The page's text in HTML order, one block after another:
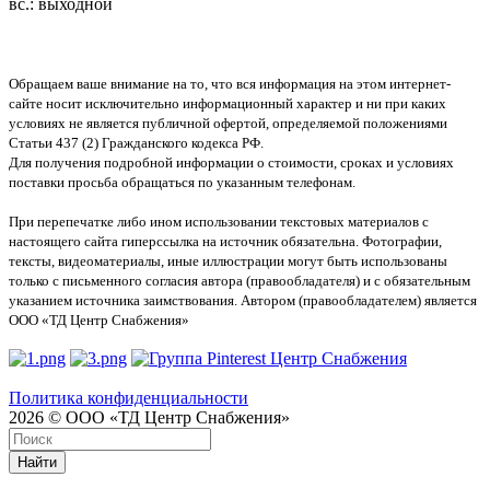
Обращаем ваше внимание на то, что вся информация на этом интернет-
сайте носит исключительно информационный характер и ни при каких
условиях не является публичной офертой, определяемой положениями
Статьи 437 (2) Гражданского кодекса РФ.
Для получения подробной информации о стоимости, сроках и условиях
поставки просьба обращаться по указанным телефонам.
При перепечатке либо ином использовании текстовых материалов с
настоящего сайта гиперссылка на источник обязательна. Фотографии,
тексты, видеоматериалы, иные иллюстрации могут быть использованы
только с письменного согласия автора (правообладателя) и с обязательным
указанием источника заимствования. Автором (правообладателем) является
ООО «ТД Центр Снабжения»
Политика конфиденциальности
2026 © ООО «ТД Центр Снабжения»
Найти